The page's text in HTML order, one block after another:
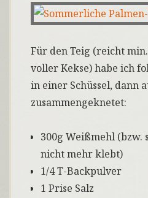
Für den Teig (reicht
voller Kekse) habe ich
in einer Schüssel, dann
zusammengeknetet:
300g Weißmehl (bzw.
nicht mehr klebt)
1/4 T-Backpulver
1 Prise Salz